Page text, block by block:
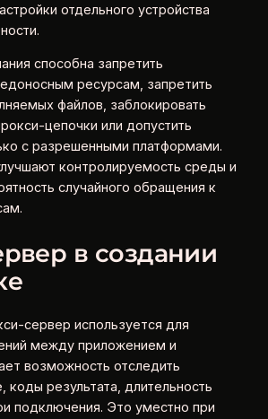
отдельного устройства
способна запретить
ресурсам, запретить
файлов, заблокировать
цепочки или допустить
с разрешенными платформами.
контролируемость среды и
случайного обращения к
в создании
сервер используется для
между приложением и
возможность отследить
коды результата, длительность
подключения. Это уместно при